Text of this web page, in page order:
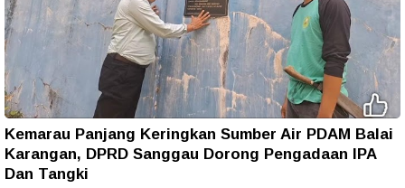
Kemarau Panjang Keringkan Sumber Air PDAM Balai
Karangan, DPRD Sanggau Dorong Pengadaan IPA
Dan Tangki